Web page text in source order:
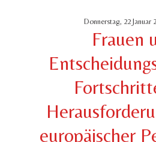
Donnerstag, 22 Januar
Frauen
europäischer